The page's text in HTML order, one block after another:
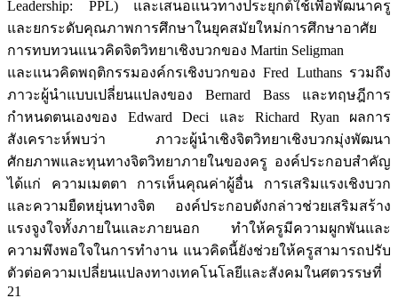
Leadership: PPL) และเสนอแนวทางประยุกต์ใช้เพื่อพัฒนาครู
และยกระดับคุณภาพการศึกษาในยุคสมัยใหม่การศึกษาอาศัย
การทบทวนแนวคิดจิตวิทยาเชิงบวกของ Martin Seligman
และแนวคิดพฤติกรรมองค์กรเชิงบวกของ Fred Luthans รวมถึง
ภาวะผู้นำแบบเปลี่ยนแปลงของ Bernard Bass และทฤษฎีการ
กำหนดตนเองของ Edward Deci และ Richard Ryan ผลการ
สังเคราะห์พบว่า ภาวะผู้นำเชิงจิตวิทยาเชิงบวกมุ่งพัฒนา
ศักยภาพและทุนทางจิตวิทยาภายในของครู องค์ประกอบสำคัญ
ได้แก่ ความเมตตา การเห็นคุณค่าผู้อื่น การเสริมแรงเชิงบวก
และความยืดหยุ่นทางจิต องค์ประกอบดังกล่าวช่วยเสริมสร้าง
แรงจูงใจทั้งภายในและภายนอก ทำให้ครูมีความผูกพันและ
ความพึงพอใจในการทำงาน แนวคิดนี้ยังช่วยให้ครูสามารถปรับ
ตัวต่อความเปลี่ยนแปลงทางเทคโนโลยีและสังคมในศตวรรษที่
21